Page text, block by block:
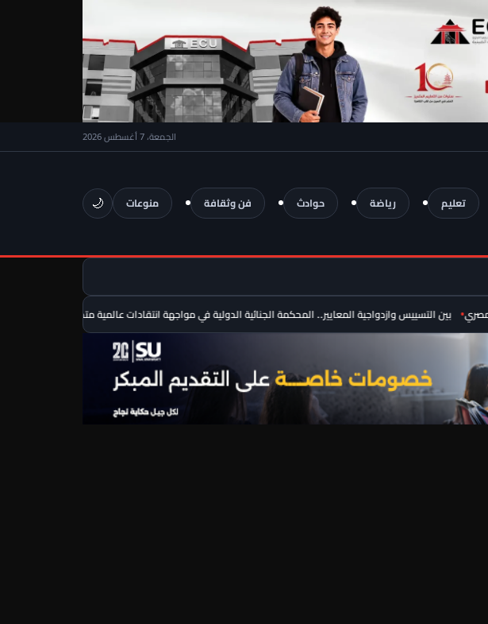
الجمعة، 7 أغسطس 2026
تعليم رياضة حوادث فن وثقافة منوعات 🌙
بين التسييس وازدواجية المعايير.. المحكمة الجنائية الدولية في مواجهة انتقادات عالمية متصاعدة